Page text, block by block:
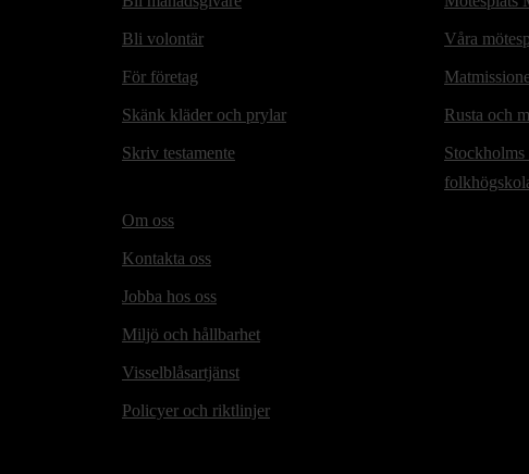
Bli volontär
För företag
Skänk kläder och prylar
Skriv testamente
Våra
Rusta och
Stockholms
Om oss
Kontakta oss
Jobba hos oss
Miljö och hållbarhet
Visselblåsartjänst
Policyer och riktlinjer